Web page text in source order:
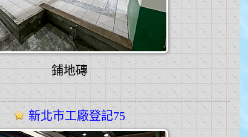
鋪地磚
新北市工廠登記75